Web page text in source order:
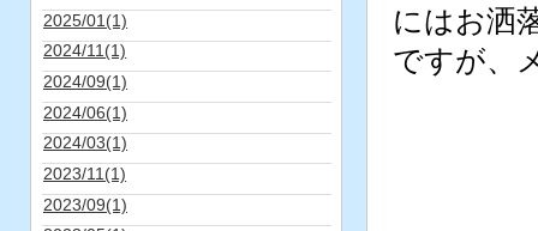
にはお洒
ですが、
2025/01(1)
2024/11(1)
2024/09(1)
2024/06(1)
2024/03(1)
2023/11(1)
2023/09(1)